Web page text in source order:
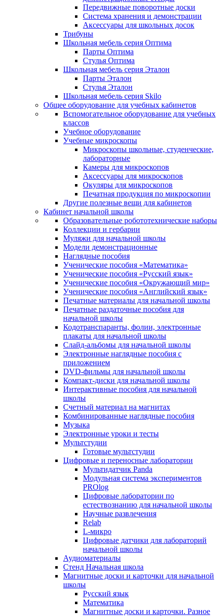
Передвижные поворотные доски
Система хранения и демонстрации
Аксессуары для школьных досок
Трибуны
Школьная мебель серия Оптима
Парты Оптима
Стулья Оптима
Школьная мебель серия Эталон
Парты Эталон
Стулья Эталон
Школьная мебель серия Skilo
Общее оборудование для учебных кабинетов
Вспомогательное оборудование для учебных
классов
Учебное оборудование
Учебные микроскопы
Микроскопы школьные, студенческие,
лабораторные
Камеры для микроскопов
Аксессуары для микроскопов
Окуляры для микроскопов
Печатная продукция по микроскопии
Другие полезные вещи для кабинетов
Кабинет начальной школы
Образовательные робототехнические наборы
Коллекции и гербарии
Муляжи для начальной школы
Модели демонстрационные
Наглядные пособия
Ученические пособия «Математика»
Ученические пособия «Русский язык»
Ученические пособия «Окружающий мир»
Ученические пособия «Английский язык»
Печатные материалы для начальной школы
Печатные раздаточные пособия для
начальной школы
Кодотранспаранты, фолии, электронные
плакаты для начальной школы
Слайд-альбомы для начальной школы
Электронные наглядные пособия с
приложением
DVD-фильмы для начальной школы
Компакт-диски для начальной школы
Интерактивные пособия для начальной
школы
Счетный материал на магнитах
Комбинированные наглядные пособия
Музыка
Электронные уроки и тесты
Мультстудии
Готовые мультстудии
Цифровые и переносные лаборатории
Мультидатчик Panda
Модульная система экспериментов
PROlog
Цифровые лаборатории по
естествознанию для начальной школы
Научные развлечения
Relab
L-микро
Цифровые датчики для лабораторий
начальной школы
Аудиоматериалы
Стенд Начальная школа
Магнитные доски и карточки для начальной
школы
Русский язык
Математика
Магнитные доски и карточки. Разное